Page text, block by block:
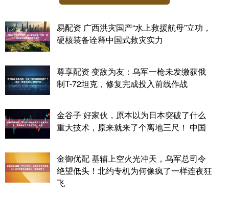
易配资 广西洪灾国产“水上救援航母”立功，
硬核装备诠释中国式救灾实力
尊享配资 变敌为友：乌军一枪未发缴获俄
制T-72坦克，修复完成投入前线作战
金谷子 好家伙，原本以为日本突破了什么
重大技术，原来就来了个离地三尺！ 中国
金御优配 基辅上空火光冲天，乌军总司令
绝望低头！北约专机为何像疯了一样连夜狂
飞